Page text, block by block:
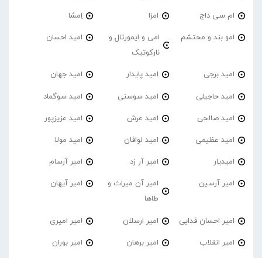
ام سی داج امزا اِمشا
امو بند و محتشم
امی و ایمورتال و
نارکوتیک
امید احسان
امید برجی امید پایدار امید جهان
امید حاجیلی امید سوسنی امید سوگماد
امید صالحی امید عرش امید عزیزپور
امید عظیمی امید لوافان امید مولا
امیدیار امیر آر زد امیر آرسام
امیر آرسین
امیر آن میراث و
طاها
امیر آیهان
امیر احسان فدایی امیر ارسلان امیر امیری
امیر انقلاب امیر برهان امیر‌ بوران